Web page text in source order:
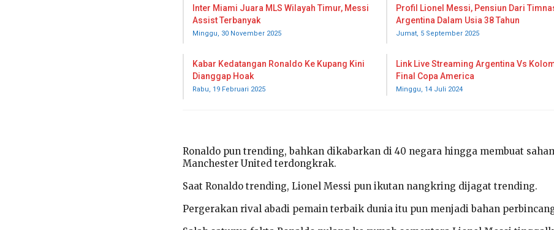
Inter Miami Juara MLS Wilayah Timur, Messi
Assist Terbanyak
Minggu, 30 November 2025
Profil Lionel Messi, Pensiun Dari
Argentina Dalam Usia 38 Tahun
Jumat, 5 September 2025
Kabar Kedatangan Ronaldo Ke Kupang Kini
Dianggap Hoak
Rabu, 19 Februari 2025
Link Live Streaming Argentina Vs
Final Copa America
Minggu, 14 Juli 2024
Ronaldo pun trending, bahkan dikabarkan di 40 negara hingga membuat
Manchester United terdongkrak.
Saat Ronaldo trending, Lionel Messi pun ikutan nangkring dijagat trending.
Pergerakan rival abadi pemain terbaik dunia itu pun menjadi bahan